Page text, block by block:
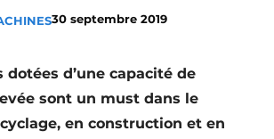
30 septembre 2019
dotées d’une capacité de
sont un must dans le
en construction et en